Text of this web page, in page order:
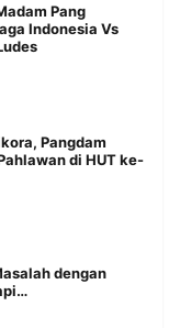
Pang
Indonesia Vs
Pangdam
di HUT ke-
dengan